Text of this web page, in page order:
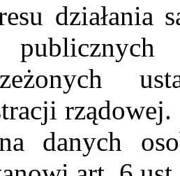
działania
rządowej.
danych